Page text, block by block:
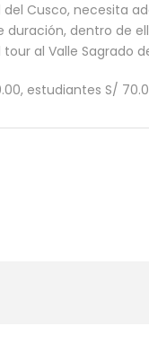
Cusco, necesita
duración, dentro de
al Valle Sagrado
estudiantes S/